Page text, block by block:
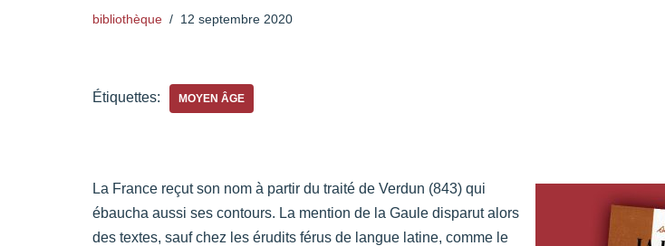
bibliothèque 12 septembre 2020
Étiquettes: MOYEN ÂGE
La France reçut son nom à partir du traité de Verdun (843) qui
ébaucha aussi ses contours. La mention de la Gaule disparut alors
des textes, sauf chez les érudits férus de langue latine, comme le